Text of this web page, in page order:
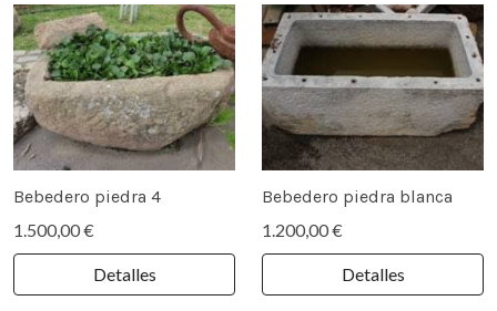
Bebedero piedra 4
1.500,00 €
Detalles
Bebedero piedra blanca
1.200,00 €
Detalles